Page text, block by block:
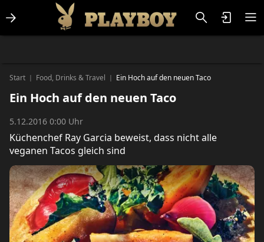
Start | Food, Drinks & Travel | Ein Hoch auf den neuen Taco
Ein Hoch auf den neuen Taco
5.12.2016 0:00 Uhr
Küchenchef Ray Garcia beweist, dass nicht alle
veganen Tacos gleich sind